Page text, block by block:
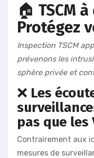
🏠 TSCM
Protégez
Inspection TSCM
prévenons les
sphère privée et
❌ Les
pas que les
Contrairement aux
mesures de